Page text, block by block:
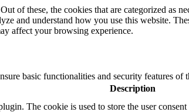
of these, the cookies that are categorized as
and understand how you use this website.
affect your browsing experience.
basic functionalities and security features of
Description
The cookie is used to store the user